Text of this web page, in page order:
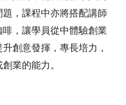
，課程中亦將搭配講師
，讓學員從中體驗創業
創意發揮，專長培力，
業的能力。